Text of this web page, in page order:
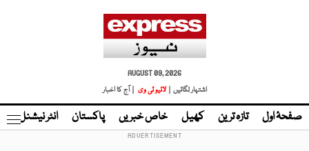
AUGUST 09, 2026
اشتہار لگائیں |
لائیو ٹی وی | آج کا اخبار
صفحۂ اول تازہ ترین کھیل خاص خبریں پاکستان انٹر نیشنل